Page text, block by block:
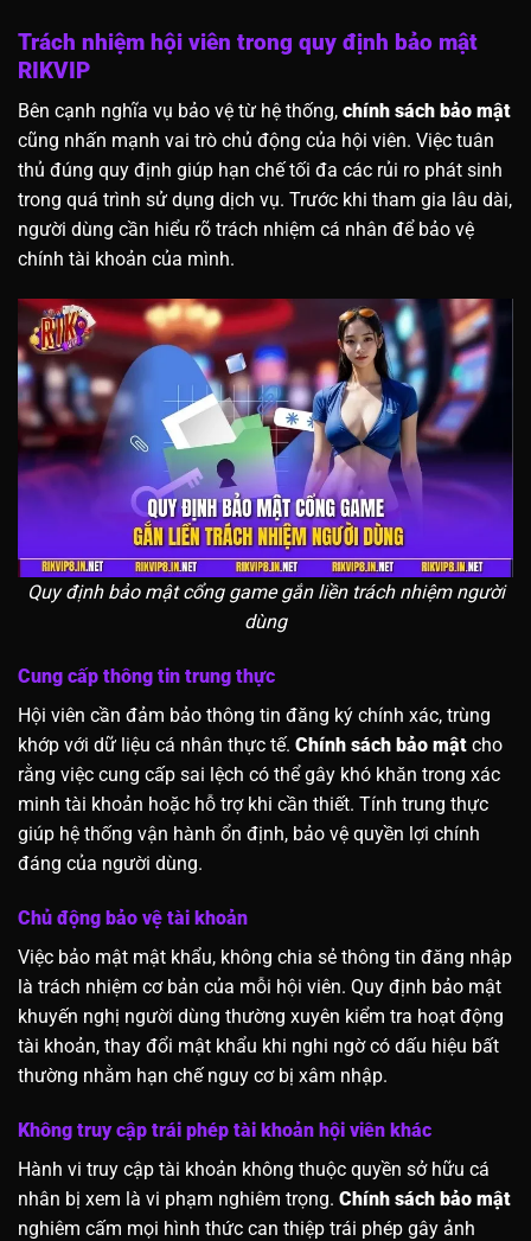
Trách nhiệm hội viên trong quy định bảo mật
RIKVIP
Bên cạnh nghĩa vụ bảo vệ từ hệ thống, chính sách bảo mật
cũng nhấn mạnh vai trò chủ động của hội viên. Việc tuân
thủ đúng quy định giúp hạn chế tối đa các rủi ro phát sinh
trong quá trình sử dụng dịch vụ. Trước khi tham gia lâu dài,
người dùng cần hiểu rõ trách nhiệm cá nhân để bảo vệ
chính tài khoản của mình.
Quy định bảo mật cổng game gắn liền trách nhiệm người
dùng
Cung cấp thông tin trung thực
Hội viên cần đảm bảo thông tin đăng ký chính xác, trùng
khớp với dữ liệu cá nhân thực tế. Chính sách bảo mật cho
rằng việc cung cấp sai lệch có thể gây khó khăn trong xác
minh tài khoản hoặc hỗ trợ khi cần thiết. Tính trung thực
giúp hệ thống vận hành ổn định, bảo vệ quyền lợi chính
đáng của người dùng.
Chủ động bảo vệ tài khoản
Việc bảo mật mật khẩu, không chia sẻ thông tin đăng nhập
là trách nhiệm cơ bản của mỗi hội viên. Quy định bảo mật
khuyến nghị người dùng thường xuyên kiểm tra hoạt động
tài khoản, thay đổi mật khẩu khi nghi ngờ có dấu hiệu bất
thường nhằm hạn chế nguy cơ bị xâm nhập.
Không truy cập trái phép tài khoản hội viên khác
Hành vi truy cập tài khoản không thuộc quyền sở hữu cá
nhân bị xem là vi phạm nghiêm trọng. Chính sách bảo mật
nghiêm cấm mọi hình thức can thiệp trái phép gây ảnh